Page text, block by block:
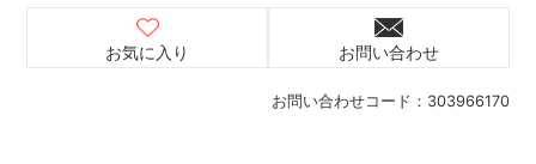
お問い合わせコード： 303966170
お気に入り お問い合わせ